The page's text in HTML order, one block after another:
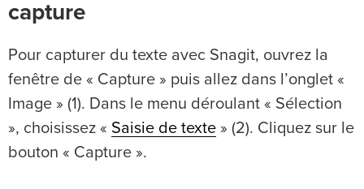
capture
Pour capturer du texte avec Snagit, ouvrez la
fenêtre de « Capture » puis allez dans l’onglet «
Image » (1). Dans le menu déroulant « Sélection
», choisissez « Saisie de texte » (2). Cliquez sur le
bouton « Capture ».